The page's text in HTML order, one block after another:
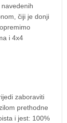
čiji je donji
i 4x4
zaboraviti
prethodne
i jest: 100%